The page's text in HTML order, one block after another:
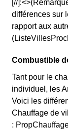
[//
différences sur
rapport aux
Combustible
Tant pour le
individuel, les
Voici les
Chauffage de
: